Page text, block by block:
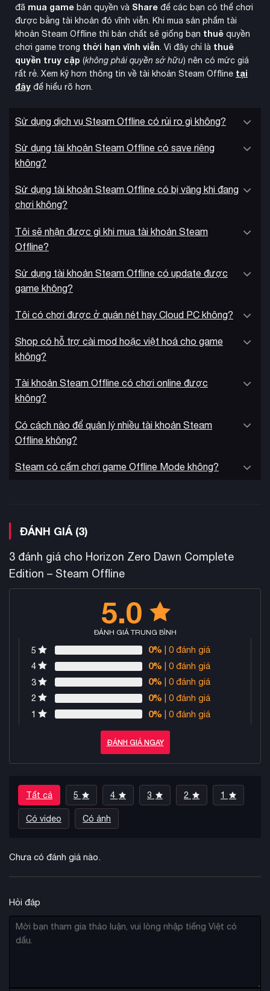
phong phú với các hoạt động như săn bắt máy móc đặc biệt,
khám phá boongke cổ đại, giúp đỡ người dân địa phương
được thiết kế công phu với cốt truyện riêng và phần thưởng
hấp dẫn, góp phần làm phong phú thêm thế giới game.
đã mua game bản quyền và Share để các bạn có thể chơi
được bằng tài khoản đó vĩnh viễn. Khi mua sản phẩm tài
khoản Steam Offline thì bản chất sẽ giống bạn thuê quyền
chơi game trong thời hạn vĩnh viễn. Vì đây chỉ là thuê
quyền truy cập (không phải quyền sở hữu) nên có mức giá
rất rẻ. Xem kỹ hơn thông tin về tài khoản Steam Offline tại
đây để hiểu rõ hơn.
Sử dụng dịch vụ Steam Offline có rủi ro gì không?
Sử dụng tài khoản Steam Offline có save riêng
không?
Sử dụng tài khoản Steam Offline có bị văng khi đang
chơi không?
Tôi sẽ nhận được gì khi mua tài khoản Steam
Offline?
Sử dụng tài khoản Steam Offline có update được
game không?
Tôi có chơi được ở quán nét hay Cloud PC không?
Shop có hỗ trợ cài mod hoặc việt hoá cho game
không?
Tài khoản Steam Offline có chơi online được
không?
Có cách nào để quản lý nhiều tài khoản Steam
Offline không?
Steam có cấm chơi game Offline Mode không?
ĐÁNH GIÁ (3)
3 đánh giá cho Horizon Zero Dawn Complete
Edition – Steam Offline
5.0
ĐÁNH GIÁ TRUNG BÌNH
5 0% | 0 đánh giá
4
0% | 0 đánh giá
3
0% | 0 đánh giá
2
0% | 0 đánh giá
1
0% | 0 đánh giá
ĐÁNH GIÁ NGAY
Tất cả 5 4 3 2 1
Có video Có ảnh
Chưa có đánh giá nào.
Hỏi đáp